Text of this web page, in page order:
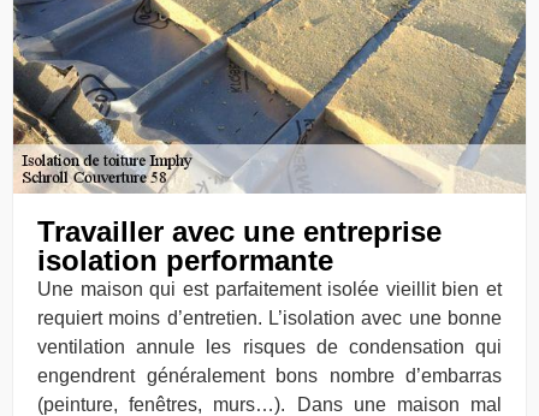
Travailler avec une entreprise
isolation performante
Une maison qui est parfaitement isolée vieillit bien et
requiert moins d’entretien. L’isolation avec une bonne
ventilation annule les risques de condensation qui
engendrent généralement bons nombre d’embarras
(peinture, fenêtres, murs…). Dans une maison mal